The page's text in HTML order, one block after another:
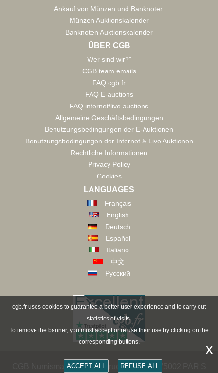
Ankauf von Münzen und Banknoten
Münzen Auktionskalender
Banknoten Auktionskalender
ÜBER CGB
Wer sind wir?"
CGB team emails
FAQ cgb.fr
FAQ E-auctions
FAQ internet/live auctions
Allgemeine Geschäftsbedingungen
Benutzungsbedingungen der E-Auktionen
Benutzungsbedingungen der Internet & Live Auktionen
Rechtliche Informationen
Privacy Policy
Cookies
LANGUAGES
Français
English
Deutsch
Español
Italiano
中文
Русский
CGB Numismatik Paris - 36 rue Vivienne - 75002 PARIS
cgb.fr uses cookies to guarantee a better user experience and to carry out
statistics of visits.
To remove the banner, you must accept or refuse their use by clicking on the
corresponding buttons.
ACCEPT ALL REFUSE ALL
x